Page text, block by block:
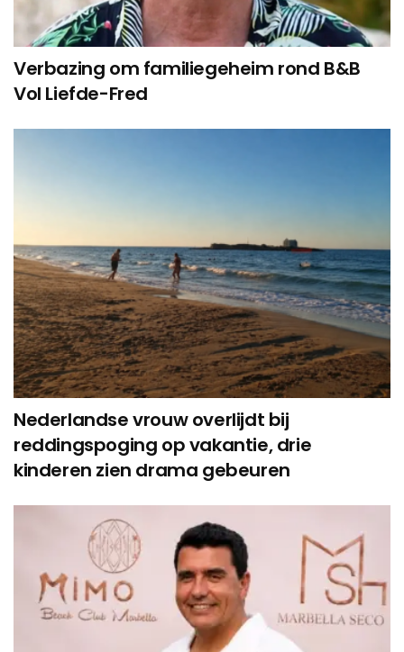
Verbazing om familiegeheim rond B&B
Vol Liefde-Fred
Nederlandse vrouw overlijdt bij
reddingspoging op vakantie, drie
kinderen zien drama gebeuren